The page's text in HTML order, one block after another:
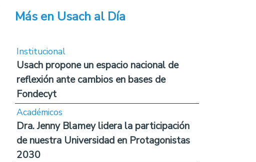
Más en Usach al Día
Institucional
Usach propone un espacio nacional de
reflexión ante cambios en bases de
Fondecyt
Académicos
Dra. Jenny Blamey lidera la participación
de nuestra Universidad en Protagonistas
2030